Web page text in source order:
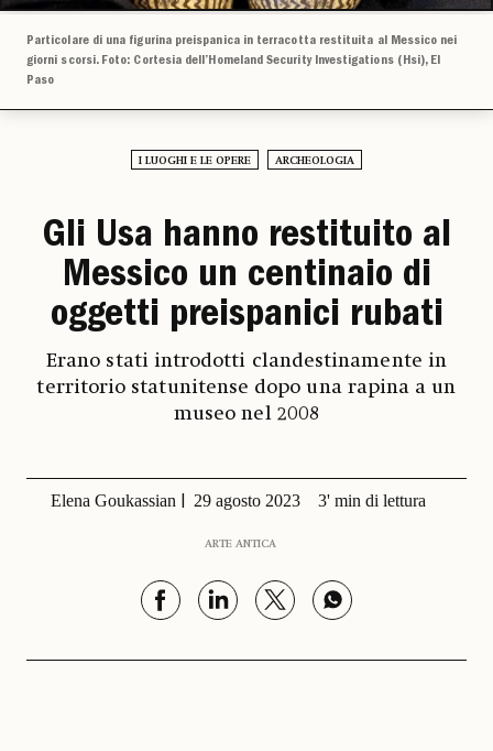
Particolare di una figurina preispanica in terracotta restituita al Messico nei
giorni scorsi. Foto: Cortesia dell’Homeland Security Investigations (Hsi), El
Paso
I LUOGHI E LE OPERE ARCHEOLOGIA
Gli Usa hanno restituito al
Messico un centinaio di
oggetti preispanici rubati
Erano stati introdotti clandestinamente in
territorio statunitense dopo una rapina a un
museo nel 2008
Elena Goukassian 29 agosto 2023 3' min di lettura
ARTE ANTICA